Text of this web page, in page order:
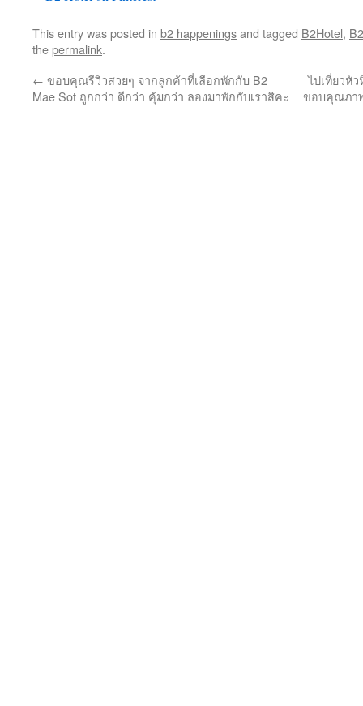
This entry was posted in b2 happeningsand tagged B2Hotel,
thepermalink.
← ขอบคุณรีวิวสวยๆ จากลูกค้าที่เลือกพักกับ B2
Mae Sot ถูกกว่า ดีกว่า คุ้มกว่า ลองมาพักกับเราสิคะ
ไปเที่ยวหั
ขอบคุณภา